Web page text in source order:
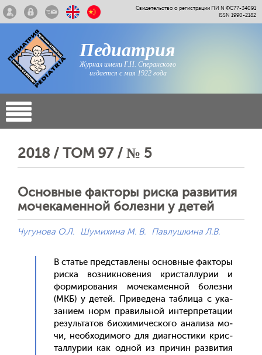
Свидетельство о регистрации ПИ N ФС77-34091
ISSN 1990-2182
Педиатрия
Журнал имени Г.Н. Сперанского
издается с мая 1922 года
2018 / ТОМ 97 / № 5
Основные факторы риска развития
мочекаменной болезни у детей
Чугунова О.Л. Шумихина М. В. Павлушкина Л.В.
В статье пред­став­ле­ны ос­новные фак­то­ры
рис­ка воз­никно­вения крис­таллу­рии и
фор­ми­рова­ния мо­чека­мен­ной бо­лез­ни
(МКБ) у де­тей. При­веде­на таб­ли­ца с ука­
зани­ем норм пра­виль­ной ин­тер­пре­тации
ре­зуль­та­тов би­охи­мичес­ко­го ана­лиза мо­
чи, не­об­хо­димо­го для ди­аг­ности­ки крис­
таллу­рии как од­ной из при­чин раз­ви­тия